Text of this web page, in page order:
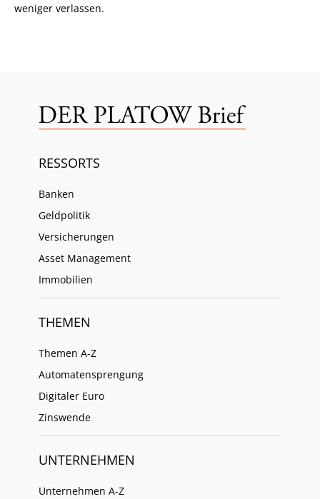
weniger verlassen.
RESSORTS
Banken
Geldpolitik
Versicherungen
Asset Management
Immobilien
THEMEN
Themen A-Z
Automatensprengung
Digitaler Euro
Zinswende
UNTERNEHMEN
Unternehmen A-Z